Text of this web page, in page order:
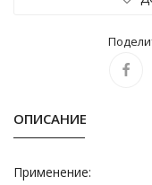
ОПИСАНИЕ
Применение: